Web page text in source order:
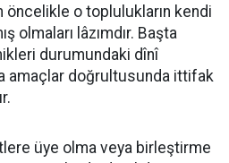
öncelikle o toplulukların kendi
olmaları lâzımdır. Başta
durumundaki dînî
amaçlar doğrultusunda ittifak
üye olma veya birleştirme